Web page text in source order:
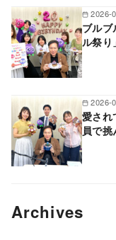
2026-
ブル
ル祭り
2026-
愛され
員で挑
Archives